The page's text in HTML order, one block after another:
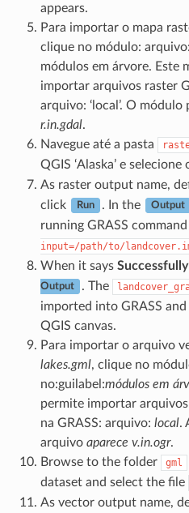
appears.
Para importar o mapa
clique no módulo:
módulos em árvore. Este
importar arquivos raster
arquivo: ‘local’. O módulo
r.in.gdal.
Navegue até a pasta
QGIS ‘Alaska’ e
As raster output name,
click
Run . In the Output
running GRASS command
input=/path/to/
When it says
Output . The
imported into GRASS
QGIS canvas.
Para importar o arquivo
lakes.gml, clique no
no:guilabel:módulos em
permite importar
na GRASS: arquivo: local.
arquivo aparece v.in.ogr.
Browse to the folder
gml
dataset and select the file
As vector output name,